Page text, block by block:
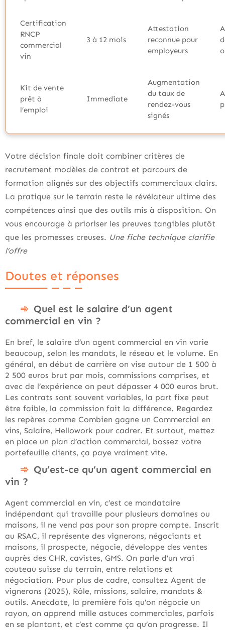
Certification
RNCP
commercial
vin
3 à 12 mois
Attestation
reconnue pour
employeurs
Kit de vente
prêt à
l’emploi
Immediate
Augmentation
du taux de
rendez-vous
signés
Votre décision finale doit combiner critères de
recrutement modèles de contrat et parcours de
formation alignés sur des objectifs commerciaux clairs.
La pratique sur le terrain reste le révélateur ultime des
compétences ainsi que des outils mis à disposition. On
vous encourage à prioriser les preuves tangibles plutôt
que les promesses creuses. Une fiche technique clarifie
l’offre
Doutes et réponses
Quel est le salaire d’un agent
commercial en vin ?
En bref, le salaire d’un agent commercial en vin varie
beaucoup, selon les mandats, le réseau et le volume. En
général, en début de carrière on vise autour de 1 500 à
2 500 euros brut par mois, commissions comprises, et
avec de l’expérience on peut dépasser 4 000 euros brut.
Les contrats sont souvent variables, la part fixe peut
être faible, la commission fait la différence. Regardez
les repères comme Combien gagne un Commercial en
vins, Salaire, Hellowork pour cadrer. Et surtout, mettez
en place un plan d’action commercial, bossez votre
portefeuille clients, ça paye vraiment vite.
Qu’est-ce qu’un agent commercial en
vin ?
Agent commercial en vin, c’est ce mandataire
indépendant qui travaille pour plusieurs domaines ou
maisons, il ne vend pas pour son propre compte. Inscrit
au RSAC, il représente des vignerons, négociants et
maisons, il prospecte, négocie, développe des ventes
auprès des CHR, cavistes, GMS. On parle d’un vrai
couteau suisse du terrain, entre relations et
négociation. Pour plus de cadre, consultez Agent de
vignerons (2025), Rôle, missions, salaire, mandats &
outils. Anecdote, la première fois qu’on négocie un
rayon, on apprend mille astuces commerciales, parfois
en se plantant, et c’est comme ça qu’on progresse. Il